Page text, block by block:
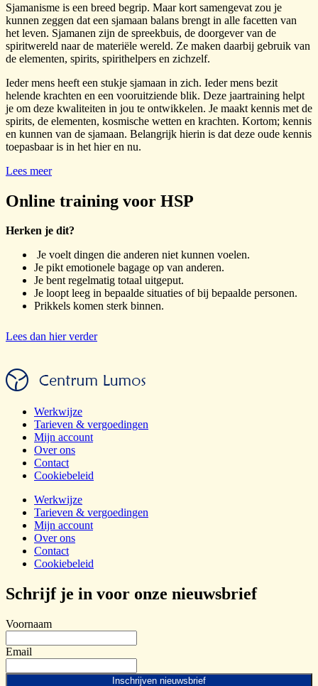
Sjamanisme is een breed begrip. Maar kort samengevat zou je
kunnen zeggen dat een sjamaan balans brengt in alle facetten van
het leven. Sjamanen zijn de spreekbuis, de doorgever van de
spiritwereld naar de materiële wereld. Ze maken daarbij gebruik van
de elementen, spirits, spirithelpers en zichzelf.
Ieder mens heeft een stukje sjamaan in zich. Ieder mens bezit
helende krachten en een vooruitziende blik. Deze jaartraining helpt
je om deze kwaliteiten in jou te ontwikkelen. Je maakt kennis met de
spirits, de elementen, kosmische wetten en krachten. Kortom; kennis
en kunnen van de sjamaan. Belangrijk hierin is dat deze oude kennis
toepasbaar is in het hier en nu.
Lees meer
Online training voor HSP
Herken je dit?
Je voelt dingen die anderen niet kunnen voelen.
Je pikt emotionele bagage op van anderen.
Je bent regelmatig totaal uitgeput.
Je loopt leeg in bepaalde situaties of bij bepaalde personen.
Prikkels komen sterk binnen.
Lees dan hier verder
Werkwijze
Tarieven & vergoedingen
Mijn account
Over ons
Contact
Cookiebeleid
Werkwijze
Tarieven & vergoedingen
Mijn account
Over ons
Contact
Cookiebeleid
Schrijf je in voor onze nieuwsbrief
Voornaam
Email
Inschrijven nieuwsbrief